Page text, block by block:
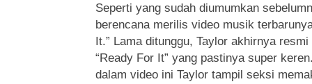
Seperti yang sudah diumumkan
berencana merilis video musik
It.” Lama ditunggu, Taylor akhirnya
“Ready For It” yang pastinya super
dalam video ini Taylor tampil seksi